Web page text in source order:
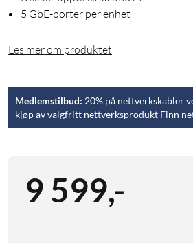
5 GbE-porter per enhet
Les mer om produktet
Medlemstilbud: 20% på nettverkskabler
kjøp av valgfritt nettverksprodukt Finn
9 599,-